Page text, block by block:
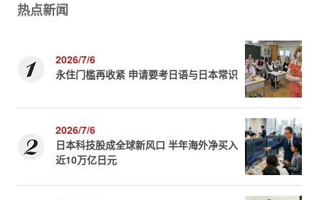
热点新闻
2026/7/6
永住门槛再收紧 申请要考日语与日本常识
2026/7/6
日本科技股成全球新风口 半年海外净买入
近10万亿日元